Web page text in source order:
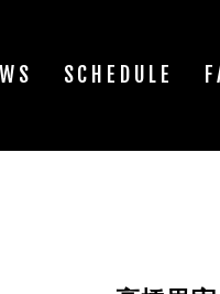
SCHEDULE